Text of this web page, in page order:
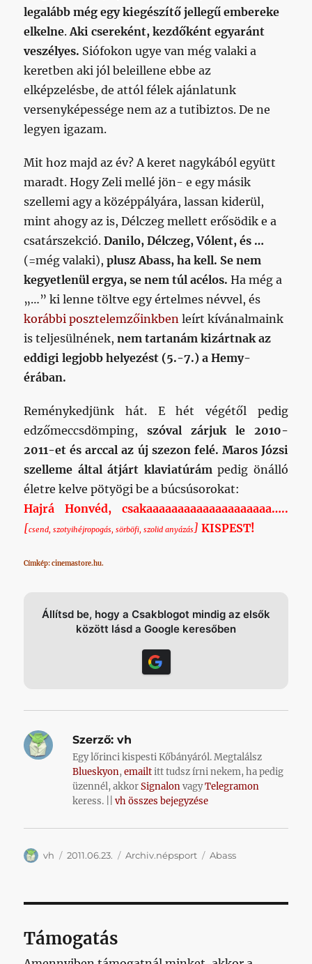
legalább még egy kiegészítő jellegű embereke
elkelne.Aki csereként, kezdőként egyaránt
veszélyes. Siófokon ugye van még valaki a
keretben aki jól beleillene ebbe az
elképzelésbe, de attól félek ajánlatunk
versenyképessége nem az a tutibiztos. De ne
legyen igazam.
Mit hoz majd az év? A keret nagykából együtt
maradt. Hogy Zeli mellé jön- e egy másik
szellemi agy a középpályára, lassan kiderül,
mint ahogy az is, Délczeg mellett erősödik e a
csatárszekció.Danilo, Délczeg, Vólent, és …
(=még valaki), plusz Abass, ha kell. Se nem
kegyetlenül ergya, se nem túl acélos.Ha még a
„…” ki lenne töltve egy értelmes névvel, és
korábbi posztelemzőinkben leírt kívánalmaink
is teljesülnének,nem tartanám kizártnak az
eddigi legjobb helyezést (5.-7.) a Hemy-
érában.
Reménykedjünk hát. E hét végétől pedig
edzőmeccsdömping,szóval zárjuk le 2010-
2011-et és arccal az új szezon felé. Maros Józsi
szelleme által átjárt klaviatúrámpedig önálló
életre kelve pötyögi be a búcsúsorokat:
Hajrá Honvéd, csakaaaaaaaaaaaaaaaaaaaa…..
[csend, szotyihéjropogás, sörböfi, szolid anyázás] KISPEST!
Címkép: cinemastore.hu.
Állítsd be, hogy a Csakblogot mindig az elsők
között lásd a Google keresőben
Szerző: vh
Egy lőrinci kispesti Kőbányáról. Megtalálsz
Blueskyon,emailtitt tudsz írni nekem, ha pedig
üzennél, akkorSignalonvagyTelegramon
keress. ||vh összes bejegyzése
Szerző
vh Közzétéve
2011.06.23. Kategória
Archiv.népsport Címke
Abass
Támogatás